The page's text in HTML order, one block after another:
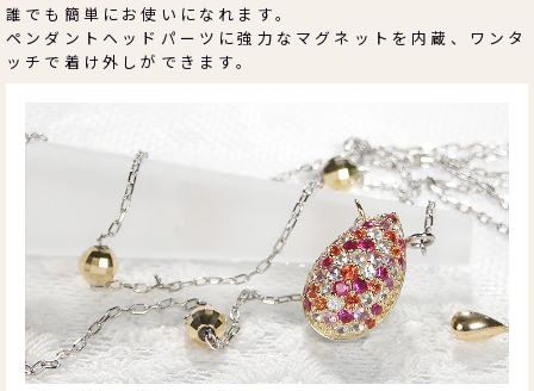
誰でも簡単にお使いになれます。
ペンダントヘッドパーツに強力なマグネットを内蔵、ワンタ
ッチで着け外しができます。